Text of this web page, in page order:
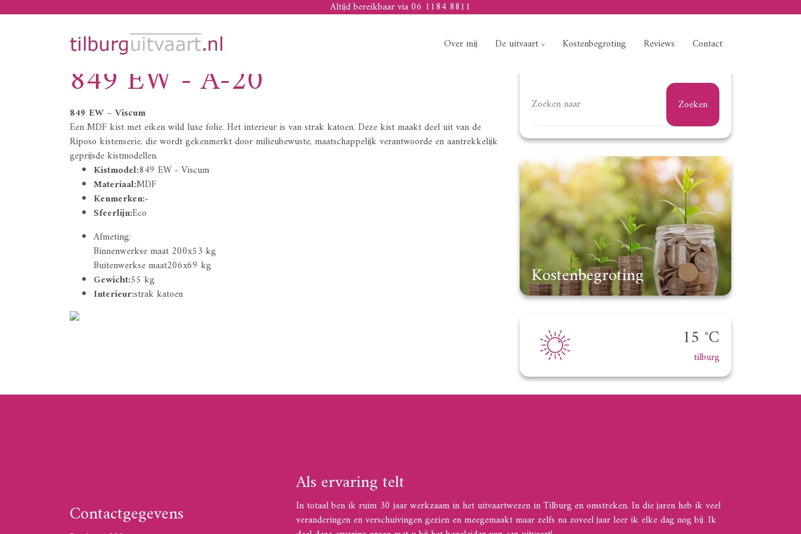
Altijd bereikbaar via 06 1184 8811
Over mij De uitvaart Kostenbegroting Reviews Contact
849 EW - A-20
849 EW – Viscum
Een MDF kist met eiken wild luxe folie. Het interieur is van strak katoen. Deze kist maakt deel uit van de
Riposo kistenserie, die wordt gekenmerkt door milieubewuste, maatschappelijk verantwoorde en aantrekkelijk
geprijsde kistmodellen.
Kistmodel:849 EW - Viscum
Materiaal:MDF
Kenmerken:-
Sfeerlijn:Eco
Afmeting:
Binnenwerkse maat 200x53 kg
Buitenwerkse maat206x69 kg
Gewicht:55 kg
Interieur:strak katoen
Kostenbegroting
15 °C
tilburg
Contactgegevens
Als ervaring telt
In totaal ben ik ruim 30 jaar werkzaam in het uitvaartwezen in Tilburg en omstreken. In die jaren heb ik veel
veranderingen en verschuivingen gezien en meegemaakt maar zelfs na zoveel jaar leer ik elke dag nog bij. Ik